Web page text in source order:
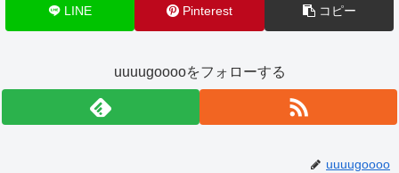
LINE Pinterest コピー
uuuugooooをフォローする
uuuugoooo